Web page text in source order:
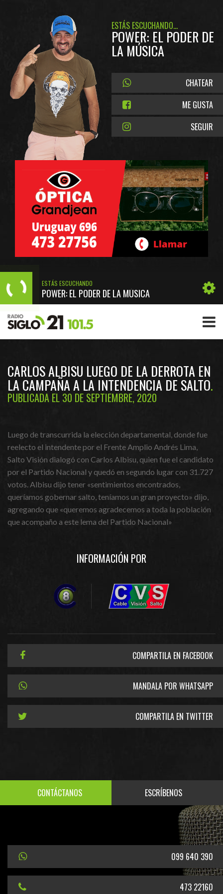
ESTÁS ESCUCHANDO...
POWER: EL PODER DE
LA MÚSICA
CHATEAR
ME GUSTA
SEGUIR
ESTÁS ESCUCHANDO
POWER: EL PODER DE LA MÚSICA
CARLOS ALBISU LUEGO DE LA DERROTA EN
LA CAMPAÑA A LA INTENDENCIA DE SALTO
PUBLICADA EL 30 DE SEPTIEMBRE, 2020
Luego de transcurrida la elección departamental, donde fue
reelecto el intendente por el Frente Amplio Andrés Lima,
Salto Visión dialogó con Carlos Albisu, quien fue el candidato
por el Partido Nacional y quedó en segundo lugar con 31.727
votos. Albisu dijo tener «sentimientos encontrados,
queríamos gobernar salto, teníamos un gran proyecto» dijo,
agregando que «queremos agradecemos a toda la población
que acompaño a este lema del Partido Nacional»
INFORMACIÓN POR
COMPARTILA EN FACEBOOK
MANDALA POR WHATSAPP
COMPARTILA EN TWITTER
CONTÁCTANOS ESCRÍBENOS
099 640 390
473 22160